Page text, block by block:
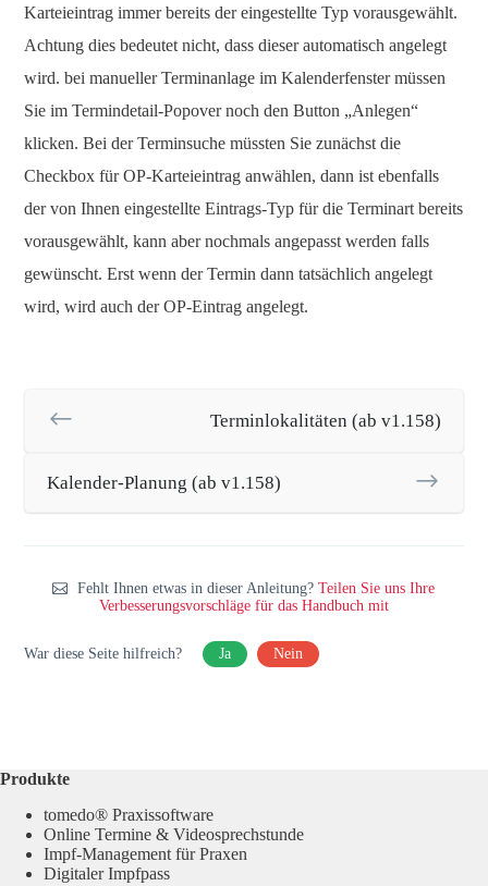
Karteieintrag immer bereits der eingestellte Typ vorausgewählt.
Achtung dies bedeutet nicht, dass dieser automatisch angelegt
wird. bei manueller Terminanlage im Kalenderfenster müssen
Sie im Termindetail-Popover noch den Button „Anlegen“
klicken. Bei der Terminsuche müssten Sie zunächst die
Checkbox für OP-Karteieintrag anwählen, dann ist ebenfalls
der von Ihnen eingestellte Eintrags-Typ für die Terminart bereits
vorausgewählt, kann aber nochmals angepasst werden falls
gewünscht. Erst wenn der Termin dann tatsächlich angelegt
wird, wird auch der OP-Eintrag angelegt.
Terminlokalitäten (ab v1.158)
Kalender-Planung (ab v1.158)
Fehlt Ihnen etwas in dieser Anleitung?Teilen Sie uns Ihre
Verbesserungsvorschläge für das Handbuch mit
War diese Seite hilfreich? Ja Nein
Produkte
tomedo® Praxissoftware
Online Termine & Videosprechstunde
Impf-Management für Praxen
Digitaler Impfpass